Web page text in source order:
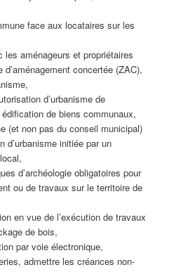
face aux locataires sur les
aménageurs et propriétaires
d’aménagement concertée (ZAC),
d’urbanisme de
de biens communaux,
(et non pas du conseil municipal)
d’urbanisme initiée par un
d’archéologie obligatoires pour
ou de travaux sur le territoire de
en vue de l’exécution de travaux
de bois,
par voie électronique,
admettre les créances non-